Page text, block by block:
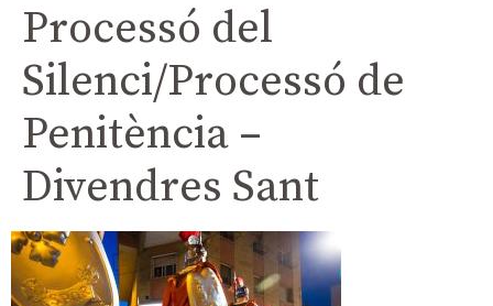
Processó del
Silenci/Processó de
Penitència –
Divendres Sant